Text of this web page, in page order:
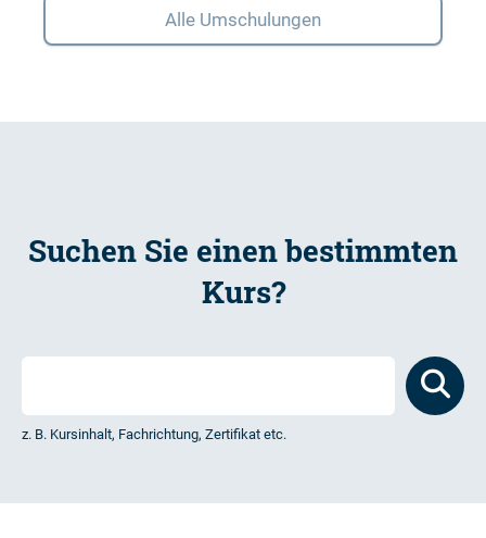
Alle Umschulungen
Suchen Sie einen bestimmten
Kurs?
z. B. Kursinhalt, Fachrichtung, Zertifikat etc.